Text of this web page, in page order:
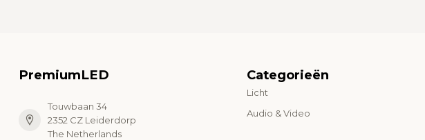
PremiumLED
Touwbaan 34
2352 CZ Leiderdorp
The Netherlands
Categorieën
Licht
Audio & Video